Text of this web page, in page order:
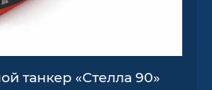
танкер «Стелла 90»